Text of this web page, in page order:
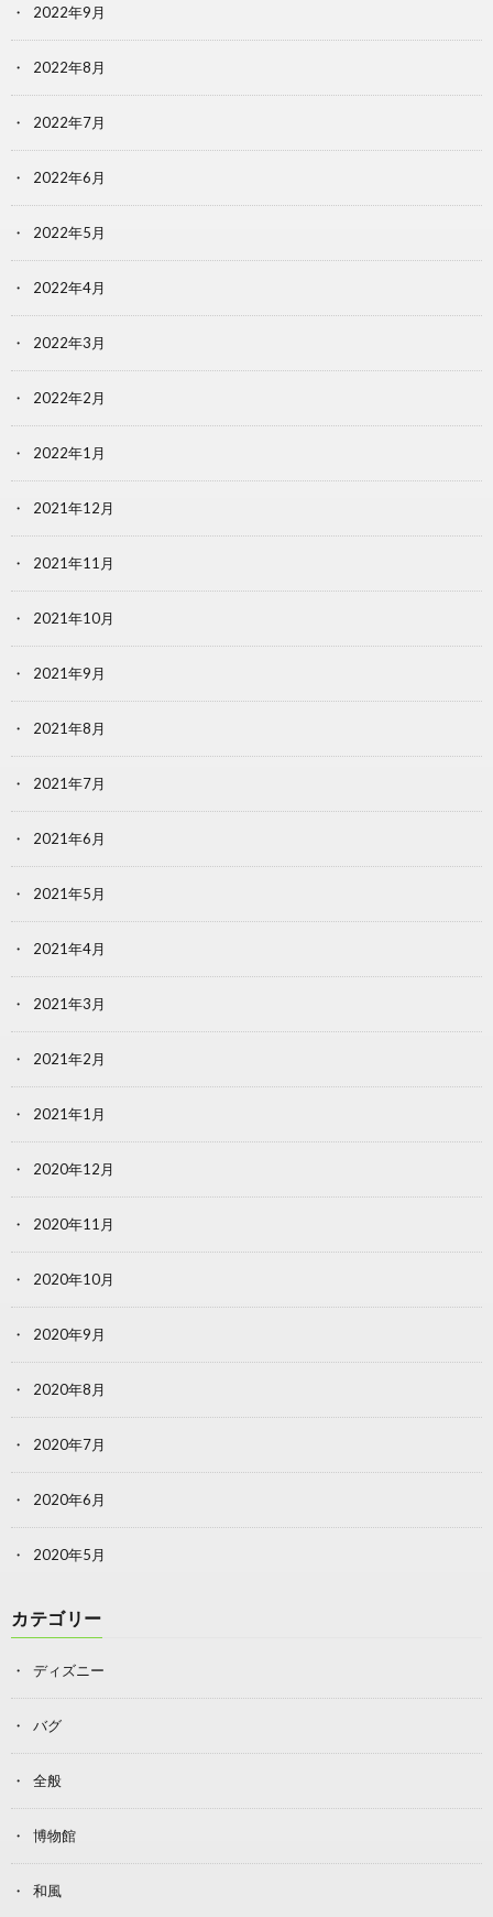
2022年9月
2022年8月
2022年7月
2022年6月
2022年5月
2022年4月
2022年3月
2022年2月
2022年1月
2021年12月
2021年11月
2021年10月
2021年9月
2021年8月
2021年7月
2021年6月
2021年5月
2021年4月
2021年3月
2021年2月
2021年1月
2020年12月
2020年11月
2020年10月
2020年9月
2020年8月
2020年7月
2020年6月
2020年5月
カテゴリー
ディズニー
バグ
全般
博物館
和風